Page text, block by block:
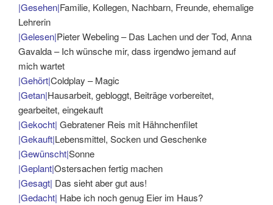
|Gesehen|Familie, Kollegen, Nachbarn, Freunde, ehemalige
Lehrerin
|Gelesen|Pieter Webeling – Das Lachen und der Tod, Anna
Gavalda – Ich wünsche mir, dass irgendwo jemand auf
mich wartet
|Gehört|Coldplay – Magic
|Getan|Hausarbeit, gebloggt, Beiträge vorbereitet,
gearbeitet, eingekauft
|Gekocht| Gebratener Reis mit Hähnchenfilet
|Gekauft|Lebensmittel, Socken und Geschenke
|Gewünscht|Sonne
|Geplant|Ostersachen fertig machen
|Gesagt| Das sieht aber gut aus!
|Gedacht| Habe ich noch genug Eier im Haus?